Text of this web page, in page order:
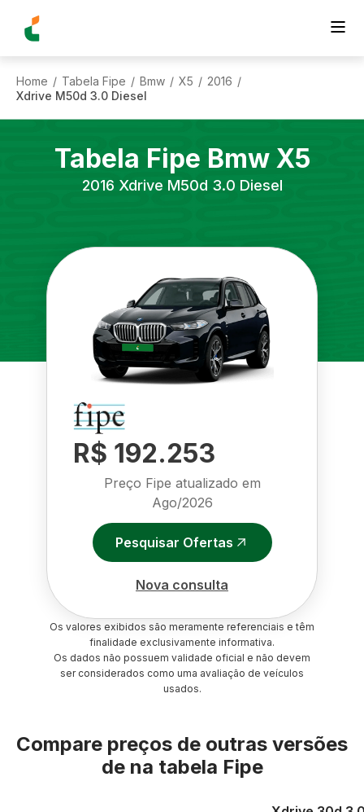
Home / Tabela Fipe / Bmw / X5 / 2016 /
Xdrive M50d 3.0 Diesel
Tabela Fipe Bmw X5
2016 Xdrive M50d 3.0 Diesel
R$ 192.253
Preço Fipe atualizado em
Ago/2026
Pesquisar Ofertas
Nova consulta
Os valores exibidos são meramente referenciais e têm
finalidade exclusivamente informativa.
Os dados não possuem validade oficial e não devem
ser considerados como uma avaliação de veículos
usados.
Compare preços de outras versões
de na tabela Fipe